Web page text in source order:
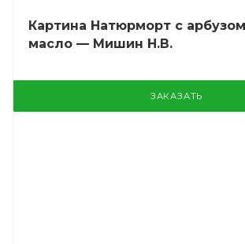
Картина Натюрморт с
масло — Мишин Н.В.
ЗАКАЗАТЬ